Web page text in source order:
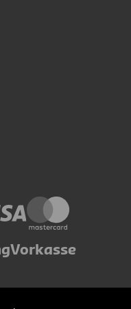
Vorkasse